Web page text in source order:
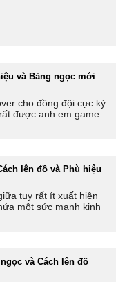
và Bảng ngọc mới
cho đồng đội cực kỳ
được anh em game
lên đồ và Phù hiệu
tuy rất ít xuất hiện
một sức mạnh kinh
và Cách lên đồ